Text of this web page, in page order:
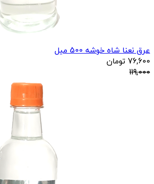
عرق نعنا شاه خوشه 500 میل
76,600 تومان
119,000